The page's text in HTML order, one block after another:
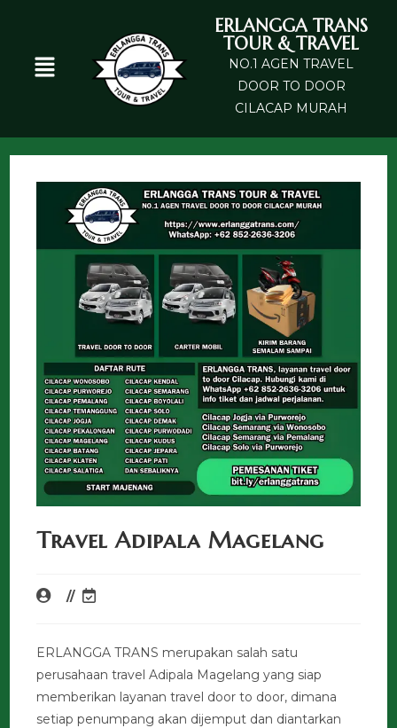
ERLANGGA TRANS
TOUR & TRAVEL
NO.1 AGEN TRAVEL
DOOR TO DOOR
CILACAP MURAH
Travel Adipala Magelang
ERLANGGA TRANS merupakan salah satu
perusahaan travel Adipala Magelang yang siap
memberikan layanan travel door to door, dimana
setiap penumpang akan dijemput dan diantarkan